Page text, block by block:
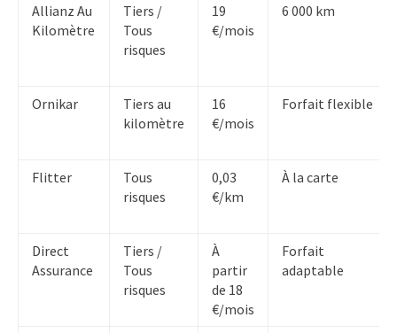
Allianz Au
Kilomètre
Tiers /
Tous
risques
19
€/mois
6 000 km
Ornikar
Tiers au
kilomètre
16
€/mois
Forfait flexible
Flitter
Tous
risques
0,03
€/km
À la carte
Direct
Assurance
Tiers /
Tous
risques
À
partir
de 18
€/mois
Forfait
adaptable